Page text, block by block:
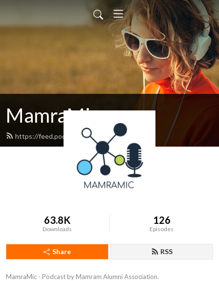
MamraMic
https://feed.podbean.com/mamramic/feed.xml
63.8K
Downloads
126
Episodes
Share RSS
MamraMic - Podcast by Mamram Alumni Association.